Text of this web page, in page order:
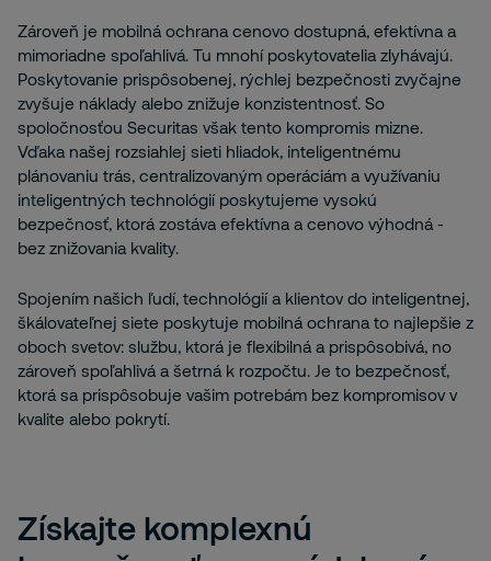
Zároveň je mobilná ochrana cenovo dostupná, efektívna a
mimoriadne spoľahlivá. Tu mnohí poskytovatelia zlyhávajú.
Poskytovanie prispôsobenej, rýchlej bezpečnosti zvyčajne
zvyšuje náklady alebo znižuje konzistentnosť. So
spoločnosťou Securitas však tento kompromis mizne.
Vďaka našej rozsiahlej sieti hliadok, inteligentnému
plánovaniu trás, centralizovaným operáciám a využívaniu
inteligentných technológií poskytujeme vysokú
bezpečnosť, ktorá zostáva efektívna a cenovo výhodná -
bez znižovania kvality.
Spojením našich ľudí, technológií a klientov do inteligentnej,
škálovateľnej siete poskytuje mobilná ochrana to najlepšie z
oboch svetov: službu, ktorá je flexibilná a prispôsobivá, no
zároveň spoľahlivá a šetrná k rozpočtu. Je to bezpečnosť,
ktorá sa prispôsobuje vašim potrebám bez kompromisov v
kvalite alebo pokrytí.
Získajte komplexnú